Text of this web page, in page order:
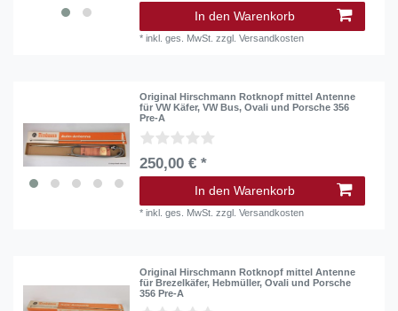
In den Warenkorb
*inkl. ges. MwSt. zzgl.Versandkosten
Original Hirschmann Rotknopf mittel Antenne
für VW Käfer, VW Bus, Ovali und Porsche 356
Pre-A
250,00 € *
In den Warenkorb
*inkl. ges. MwSt. zzgl.Versandkosten
Original Hirschmann Rotknopf mittel Antenne
für Brezelkäfer, Hebmüller, Ovali und Porsche
356 Pre-A